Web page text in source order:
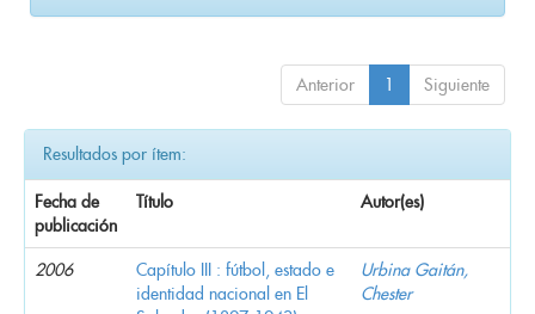
Anterior 1 Siguiente
Resultados por ítem:
Fecha de
publicación
Título Autor(es)
2006
Capítulo III : fútbol, estado e
identidad nacional en El
Urbina Gaitán,
Chester